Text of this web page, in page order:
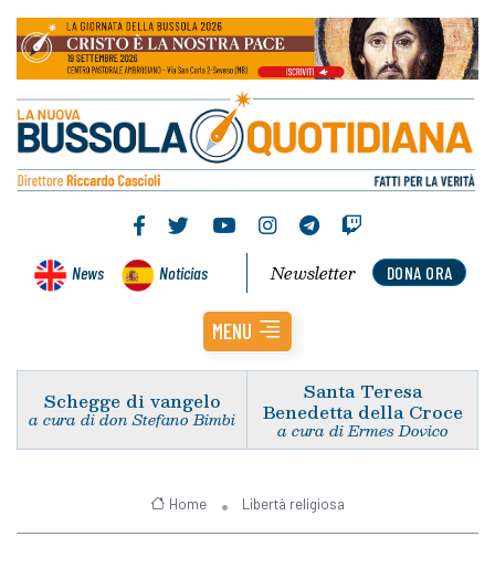
News Noticias DONA ORA
Newsletter
MENU
Schegge di vangelo
a cura di don Stefano Bimbi
Santa Teresa
Benedetta della Croce
a cura di Ermes Dovico
Home Libertà religiosa